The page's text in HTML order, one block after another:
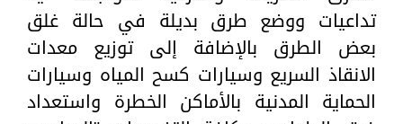
تداعيات ووضع طرق بديلة في حالة غلق
بعض الطرق بالإضافة إلى توزيع معدات
الانقاذ السريع وسيارات كسح المياه وسيارات
الحماية المدنية بالأماكن الخطرة واستعداد